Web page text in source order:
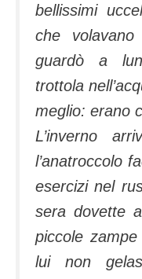
bellissimi
che
guardò a
trottola
meglio: erano
L’inverno
l’anatroccolo
esercizi nel
sera dovette
piccole
lui non